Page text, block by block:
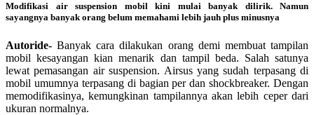
Modifikasi air suspension mobil kini mulai banyak dilirik. Namun
sayangnya banyak orang belum memahami lebih jauh plus minusnya
Autoride- Banyak cara dilakukan orang demi membuat tampilan
mobil kesayangan kian menarik dan tampil beda. Salah satunya
lewat pemasangan air suspension. Airsus yang sudah terpasang di
mobil umumnya terpasang di bagian per dan shockbreaker. Dengan
memodifikasinya, kemungkinan tampilannya akan lebih ceper dari
ukuran normalnya.